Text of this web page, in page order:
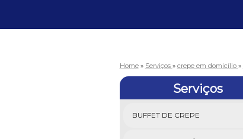
Home » Serviços » crepe em domicílio »
Serviços
BUFFET DE CREPE